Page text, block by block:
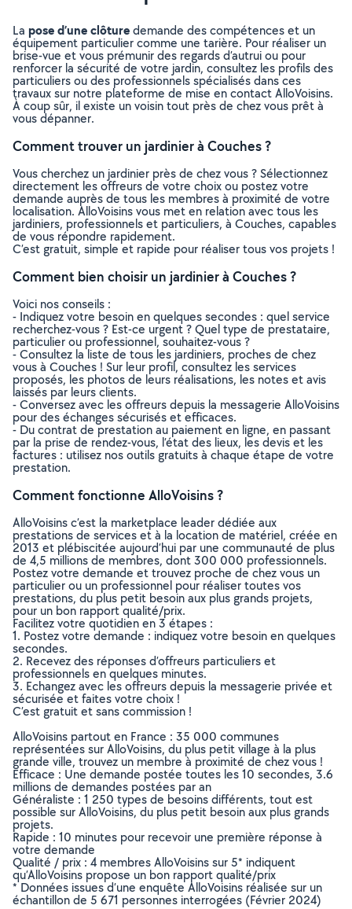
La pose d’une clôturedemande des compétences et un
équipement particulier comme une tarière. Pour réaliser un
brise-vue et vous prémunir des regards d’autrui ou pour
renforcer la sécurité de votre jardin, consultez les profils des
particuliers ou des professionnels spécialisés dans ces
travaux sur notre plateforme de mise en contact AlloVoisins.
À coup sûr, il existe un voisin tout près de chez vous prêt à
vous dépanner.
Comment trouver un jardinier à Couches ?
Vous cherchez un jardinier près de chez vous ? Sélectionnez
directement les offreurs de votre choix ou postez votre
demande auprès de tous les membres à proximité de votre
localisation. AlloVoisins vous met en relation avec tous les
jardiniers, professionnels et particuliers, à Couches, capables
de vous répondre rapidement.
C’est gratuit, simple et rapide pour réaliser tous vos projets !
Comment bien choisir un jardinier à Couches ?
Voici nos conseils :
- Indiquez votre besoin en quelques secondes : quel service
recherchez-vous ? Est-ce urgent ? Quel type de prestataire,
particulier ou professionnel, souhaitez-vous ?
- Consultez la liste de tous les jardiniers, proches de chez
vous à Couches ! Sur leur profil, consultez les services
proposés, les photos de leurs réalisations, les notes et avis
laissés par leurs clients.
- Conversez avec les offreurs depuis la messagerie AlloVoisins
pour des échanges sécurisés et efficaces.
- Du contrat de prestation au paiement en ligne, en passant
par la prise de rendez-vous, l’état des lieux, les devis et les
factures : utilisez nos outils gratuits à chaque étape de votre
prestation.
Comment fonctionne AlloVoisins ?
AlloVoisins c’est la marketplace leader dédiée aux
prestations de services et à la location de matériel, créée en
2013 et plébiscitée aujourd’hui par une communauté de plus
de 4,5 millions de membres, dont 300 000 professionnels.
Postez votre demande et trouvez proche de chez vous un
particulier ou un professionnel pour réaliser toutes vos
prestations, du plus petit besoin aux plus grands projets,
pour un bon rapport qualité/prix.
Facilitez votre quotidien en 3 étapes :
1. Postez votre demande : indiquez votre besoin en quelques
secondes.
2. Recevez des réponses d’offreurs particuliers et
professionnels en quelques minutes.
3. Echangez avec les offreurs depuis la messagerie privée et
sécurisée et faites votre choix !
C’est gratuit et sans commission !
AlloVoisins partout en France : 35 000 communes
représentées sur AlloVoisins, du plus petit village à la plus
grande ville, trouvez un membre à proximité de chez vous !
Efficace : Une demande postée toutes les 10 secondes, 3.6
millions de demandes postées par an
Généraliste : 1 250 types de besoins différents, tout est
possible sur AlloVoisins, du plus petit besoin aux plus grands
projets.
Rapide : 10 minutes pour recevoir une première réponse à
votre demande
Qualité / prix : 4 membres AlloVoisins sur 5* indiquent
qu’AlloVoisins propose un bon rapport qualité/prix
* Données issues d’une enquête AlloVoisins réalisée sur un
échantillon de 5 671 personnes interrogées (Février 2024)